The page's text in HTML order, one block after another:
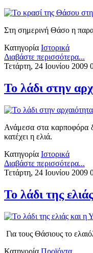
Στη σημερινή Θάσο η
Κατηγορία Ιστορικά
Διαβάστε περισσότερα...
Τετάρτη, 24 Ιουνίου 2009
Το λάδι στην
Ανάμεσα στα καρποφόρα
κατέχει η ελιά.
Κατηγορία Ιστορικά
Διαβάστε περισσότερα...
Τετάρτη, 24 Ιουνίου 2009
Το λάδι της
Για τους Θάσιους το
Κατηγορία Προϊόντα